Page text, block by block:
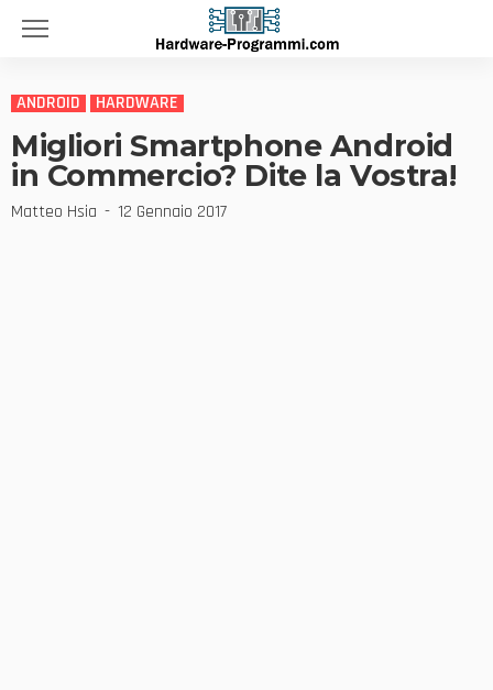
ANDROID HARDWARE
Migliori Smartphone Android
in Commercio? Dite la Vostra!
Matteo Hsia 12 Gennaio 2017